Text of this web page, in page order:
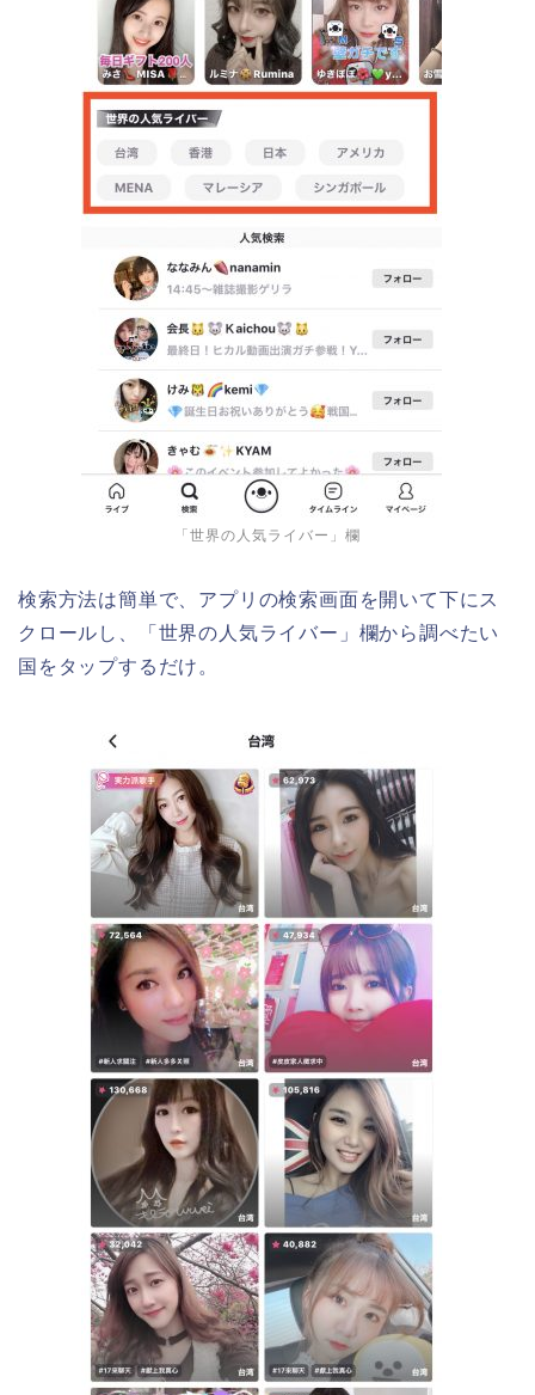
「世界の人気ライバー」欄
検索方法は簡単で、アプリの検索画面を開いて下にス
クロールし、「世界の人気ライバー」欄から調べたい
国をタップするだけ。